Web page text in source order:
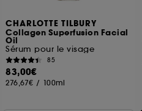
CHARLOTTE TILBURY
Collagen Superfusion Facial
Oil
Sérum pour le visage
85
83,00€
276,67€ / 100ml